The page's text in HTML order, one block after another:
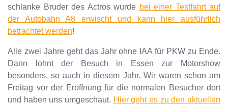
schlanke Bruder des Actros wurde bei einer Testfahrt auf
der Autobahn A8 erwischt und kann hier ausführlich
betrachtet werden!
Alle zwei Jahre geht das Jahr ohne IAA für PKW zu Ende.
Dann lohnt der Besuch in Essen zur Motorshow
besonders, so auch in diesem Jahr. Wir waren schon am
Freitag vor der Eröffnung für die normalen Besucher dort
und haben uns umgeschaut. Hier geht es zu den aktuellen